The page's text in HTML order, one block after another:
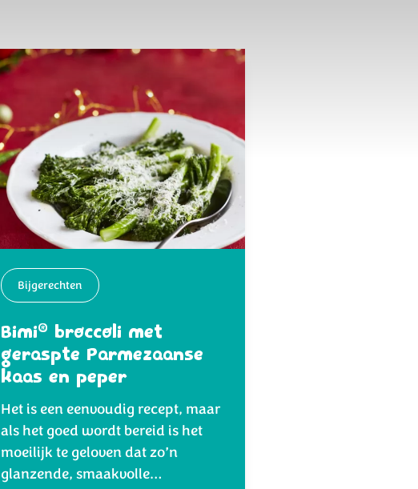
Bijgerechten
Bimi® broccoli met
geraspte Parmezaanse
kaas en peper
Het is een eenvoudig recept, maar
als het goed wordt bereid is het
moeilijk te geloven dat zo’n
glanzende, smaakvolle…